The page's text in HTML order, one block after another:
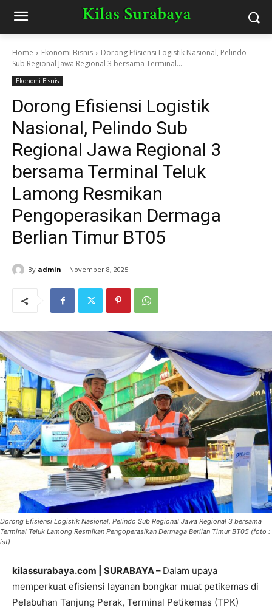
Home Ekonomi Bisnis
Dorong Efisiensi Logistik Nasional, Pelindo
Sub Regional Jawa Regional 3 bersama Terminal...
Ekonomi Bisnis
Dorong Efisiensi Logistik
Nasional, Pelindo Sub
Regional Jawa Regional 3
bersama Terminal Teluk
Lamong Resmikan
Pengoperasikan Dermaga
Berlian Timur BT05
By admin November 8, 2025
Dorong Efisiensi Logistik Nasional, Pelindo Sub Regional Jawa Regional 3 bersama
Terminal Teluk Lamong Resmikan Pengoperasikan Dermaga Berlian Timur BT05 (foto :
ist)
kilassurabaya.com | SURABAYA – Dalam upaya
memperkuat efisiensi layanan bongkar muat petikemas di
Pelabuhan Tanjung Perak, Terminal Petikemas (TPK)